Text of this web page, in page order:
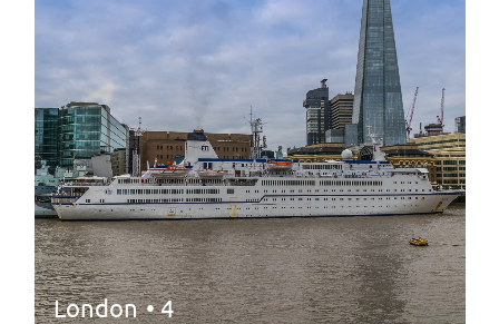
London • 4